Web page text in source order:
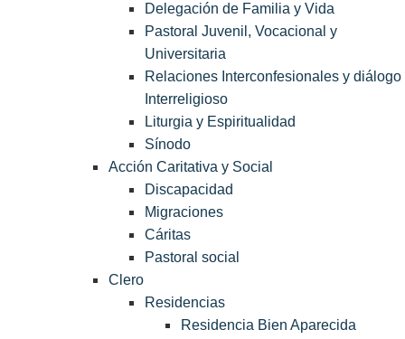
Delegación de Familia y Vida
Pastoral Juvenil, Vocacional y
Universitaria
Relaciones Interconfesionales y diálogo
Interreligioso
Liturgia y Espiritualidad
Sínodo
Acción Caritativa y Social
Discapacidad
Migraciones
Cáritas
Pastoral social
Clero
Residencias
Residencia Bien Aparecida